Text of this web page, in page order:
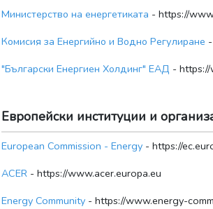
Министерство на енергетиката - https://
Комисия за Енергийно и Водно Регулиране
"Български Енергиен Холдинг" ЕАД -
Европейски институции и
European Commission - Energy - https://
ACER - https://www.acer.europa.eu
Energy Community - https://www.energy-